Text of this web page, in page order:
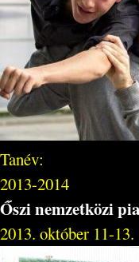
Tanév:
2013-2014
Őszi nemzetközi
2013. október 11-13.